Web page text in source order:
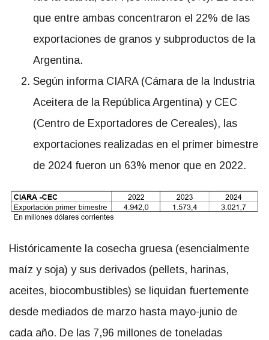
que entre ambas concentraron el 22% de las
exportaciones de granos y subproductos de la
Argentina.
Según informa CIARA (Cámara de la Industria
Aceitera de la República Argentina) y CEC
(Centro de Exportadores de Cereales), las
exportaciones realizadas en el primer bimestre
de 2024 fueron un 63% menor que en 2022.
Históricamente la cosecha gruesa (esencialmente
maíz y soja) y sus derivados (pellets, harinas,
aceites, biocombustibles) se liquidan fuertemente
desde mediados de marzo hasta mayo-junio de
cada año. De las 7,96 millones de toneladas